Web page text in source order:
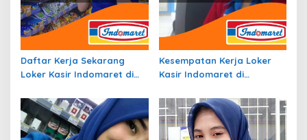
Daftar Kerja Sekarang
Loker Kasir Indomaret di
Paniai Tahun 2026
Kesempatan Kerja Loker
Kasir Indomaret di
Luwu Utara Tahun 2026